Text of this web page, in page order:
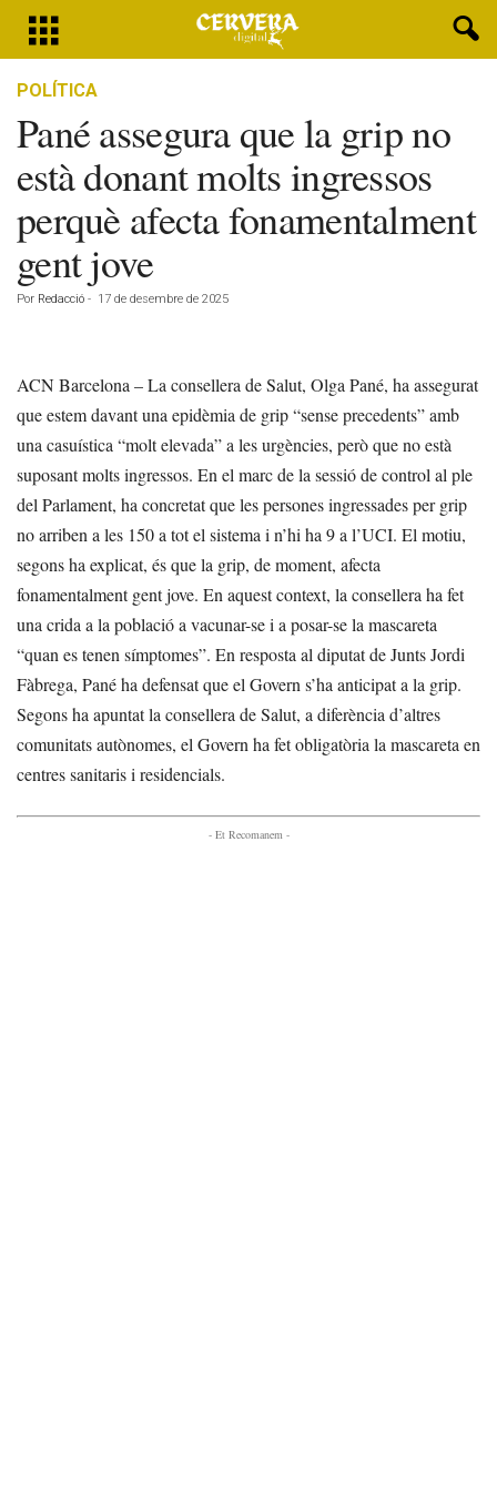
POLÍTICA
Pané assegura que la grip no
està donant molts ingressos
perquè afecta fonamentalment
gent jove
Por Redacció - 17 de desembre de 2025
ACN Barcelona – La consellera de Salut, Olga Pané, ha assegurat
que estem davant una epidèmia de grip “sense precedents” amb
una casuística “molt elevada” a les urgències, però que no està
suposant molts ingressos. En el marc de la sessió de control al ple
del Parlament, ha concretat que les persones ingressades per grip
no arriben a les 150 a tot el sistema i n’hi ha 9 a l’UCI. El motiu,
segons ha explicat, és que la grip, de moment, afecta
fonamentalment gent jove. En aquest context, la consellera ha fet
una crida a la població a vacunar-se i a posar-se la mascareta
“quan es tenen símptomes”. En resposta al diputat de Junts Jordi
Fàbrega, Pané ha defensat que el Govern s’ha anticipat a la grip.
Segons ha apuntat la consellera de Salut, a diferència d’altres
comunitats autònomes, el Govern ha fet obligatòria la mascareta en
centres sanitaris i residencials.
- Et Recomanem -